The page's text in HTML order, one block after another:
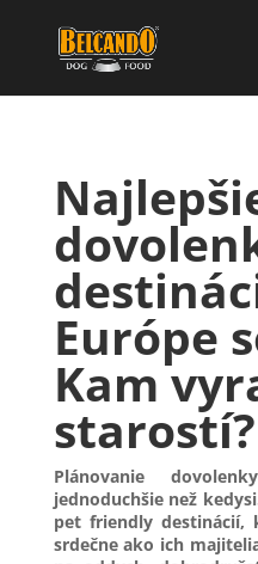
Európe
Kam
starostí?
Plánovanie
jednoduchšie než
pet friendly destinácií,
srdečne ako ich